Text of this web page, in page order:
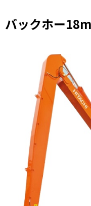
バックホー